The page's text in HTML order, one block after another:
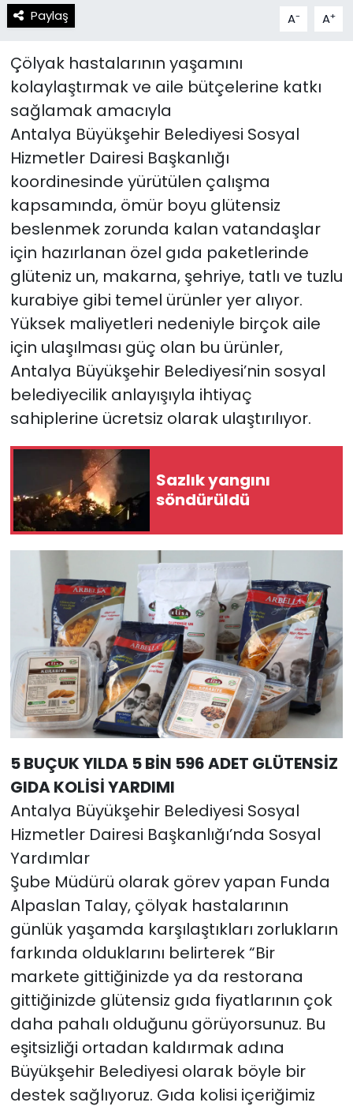
Paylaş A- A+
Çölyak hastalarının yaşamını
kolaylaştırmak ve aile bütçelerine katkı
sağlamak amacıyla
Antalya Büyükşehir Belediyesi Sosyal
Hizmetler Dairesi Başkanlığı
koordinesinde yürütülen çalışma
kapsamında, ömür boyu glütensiz
beslenmek zorunda kalan vatandaşlar
için hazırlanan özel gıda paketlerinde
glüteniz un, makarna, şehriye, tatlı ve tuzlu
kurabiye gibi temel ürünler yer alıyor.
Yüksek maliyetleri nedeniyle birçok aile
için ulaşılması güç olan bu ürünler,
Antalya Büyükşehir Belediyesi’nin sosyal
belediyecilik anlayışıyla ihtiyaç
sahiplerine ücretsiz olarak ulaştırılıyor.
Sazlık yangını
söndürüldü
5 BUÇUK YILDA 5 BİN 596 ADET GLÜTENSİZ
GIDA KOLİSİ YARDIMI
Antalya Büyükşehir Belediyesi Sosyal
Hizmetler Dairesi Başkanlığı’nda Sosyal
Yardımlar
Şube Müdürü olarak görev yapan Funda
Alpaslan Talay, çölyak hastalarının
günlük yaşamda karşılaştıkları zorlukların
farkında olduklarını belirterek “Bir
markete gittiğinizde ya da restorana
gittiğinizde glütensiz gıda fiyatlarının çok
daha pahalı olduğunu görüyorsunuz. Bu
eşitsizliği ortadan kaldırmak adına
Büyükşehir Belediyesi olarak böyle bir
destek sağlıyoruz. Gıda kolisi içeriğimiz